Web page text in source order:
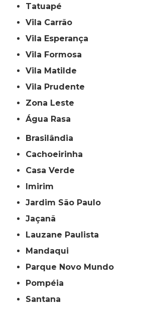
Tatuapé
Vila Carrão
Vila Esperança
Vila Formosa
Vila Matilde
Vila Prudente
Zona Leste
Água Rasa
Brasilândia
Cachoeirinha
Casa Verde
Imirim
Jardim São Paulo
Jaçanã
Lauzane Paulista
Mandaqui
Parque Novo Mundo
Pompéia
Santana